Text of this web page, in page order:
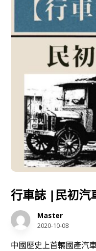
行車誌 |民初汽
Master
2020-10-08
中國歷史上首輛國產汽